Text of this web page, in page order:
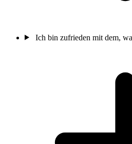
Ich bin zufrieden mit dem,